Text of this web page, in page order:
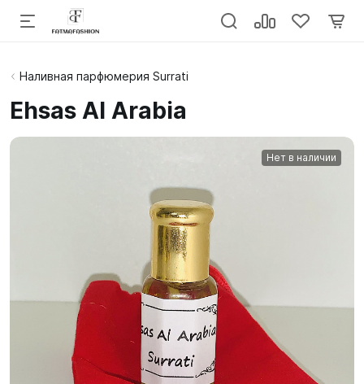
Наливная парфюмерия Surrati
Ehsas Al Arabia
Нет в наличии